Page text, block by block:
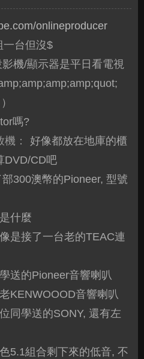
onlineproducer
一台但沒$
影機/顯示器是平日看電視
嗎?
：
好像都放在地庫的櫃
DVD/CD吧
300澳幣的Pioneer, 型號
什麼
是接了一台老的TEAC連
送的Pioneer音響喇叭
KENWOOOD音響喇叭
同學送的SONY, 還有左
5.1組合剩下來的低音, 不